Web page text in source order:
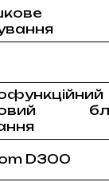
D300